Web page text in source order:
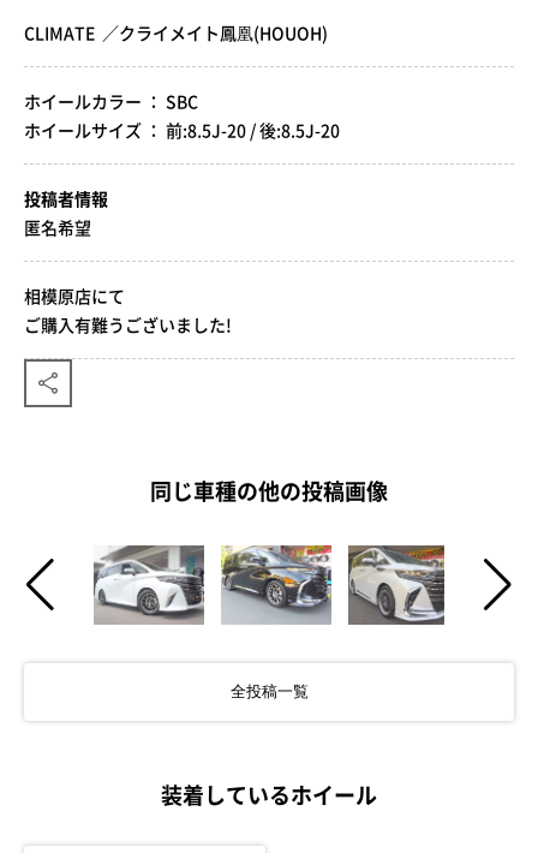
CLIMATE ／クライメイト鳳凰(HOUOH)
ホイールカラー ： SBC
ホイールサイズ ： 前:8.5J-20 / 後:8.5J-20
投稿者情報
匿名希望
相模原店にて
ご購入有難うございました!
同じ車種の他の投稿画像
全投稿一覧
装着しているホイール